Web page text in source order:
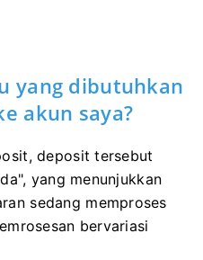
yang dibutuhkan
akun saya?
deposit tersebut
yang menunjukkan
sedang memproses
bervariasi